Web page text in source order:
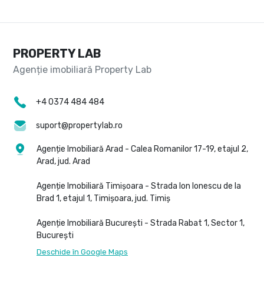
PROPERTY LAB
+4 0374 484 484
suport@propertylab.ro
Agenție Imobiliară Arad - Calea Romanilor 17-19, etajul 2,
Arad, jud. Arad
Agenție Imobiliară Timișoara - Strada Ion Ionescu de la
Brad 1, etajul 1, Timișoara, jud. Timiș
Agenție Imobiliară București - Strada Rabat 1, Sector 1,
București
Deschide în Google Maps